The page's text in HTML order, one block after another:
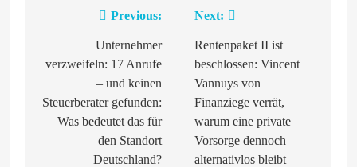
Beitragsnavigation
Previous:
Unternehmer
verzweifeln: 17 Anrufe
– und keinen
Steuerberater gefunden:
Was bedeutet das für
den Standort
Deutschland?
Next:
Rentenpaket II ist
beschlossen: Vincent
Vannuys von
Finanziege verrät,
warum eine private
Vorsorge dennoch
alternativlos bleibt –